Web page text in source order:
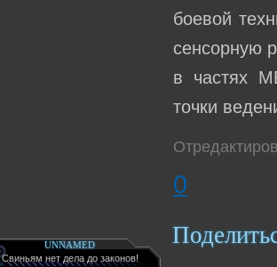
боевой
сенсорную
в частях
точки
0
UNNAMED
Свиньям нет дела до законов!